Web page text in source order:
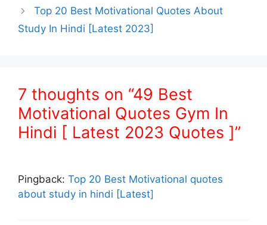
Top 20 Best Motivational Quotes About
Study In Hindi [Latest 2023]
7 thoughts on “49 Best
Motivational Quotes Gym In
Hindi [ Latest 2023 Quotes ]”
Pingback: Top 20 Best Motivational quotes
about study in hindi [Latest]